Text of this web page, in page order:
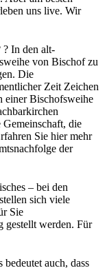
uns live. Wir
In den alt-
von Bischof zu
Die
Zeit Zeichen
einer Bischofsweihe
die
Sie hier mehr
der
– bei den
sich viele
Sie
gestellt werden. Für
auch, dass